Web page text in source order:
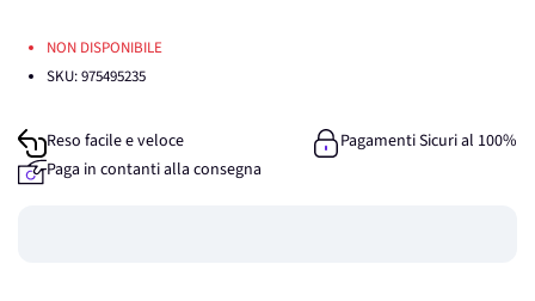
NON DISPONIBILE
SKU:975495235
Reso facile e veloce
Pagamenti Sicuri al 100%
Paga in contanti alla consegna